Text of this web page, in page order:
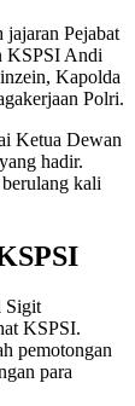
jajaran Pejabat
KSPSI Andi
Kapolda
Polri.
Ketua Dewan
hadir.
kali
Sigit
KSPSI.
pemotongan
para